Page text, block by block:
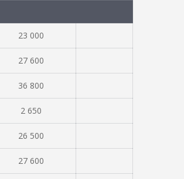
23 000
27 600
36 800
2 650
26 500
27 600